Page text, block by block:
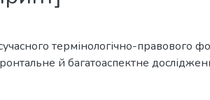
термінологічно-правового
й багатоаспектне